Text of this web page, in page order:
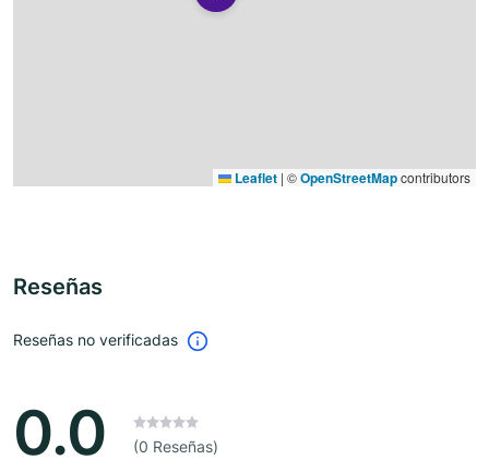
Leaflet | ©OpenStreetMapcontributors
Reseñas
Reseñas no verificadas
0.0 (0 Reseñas)